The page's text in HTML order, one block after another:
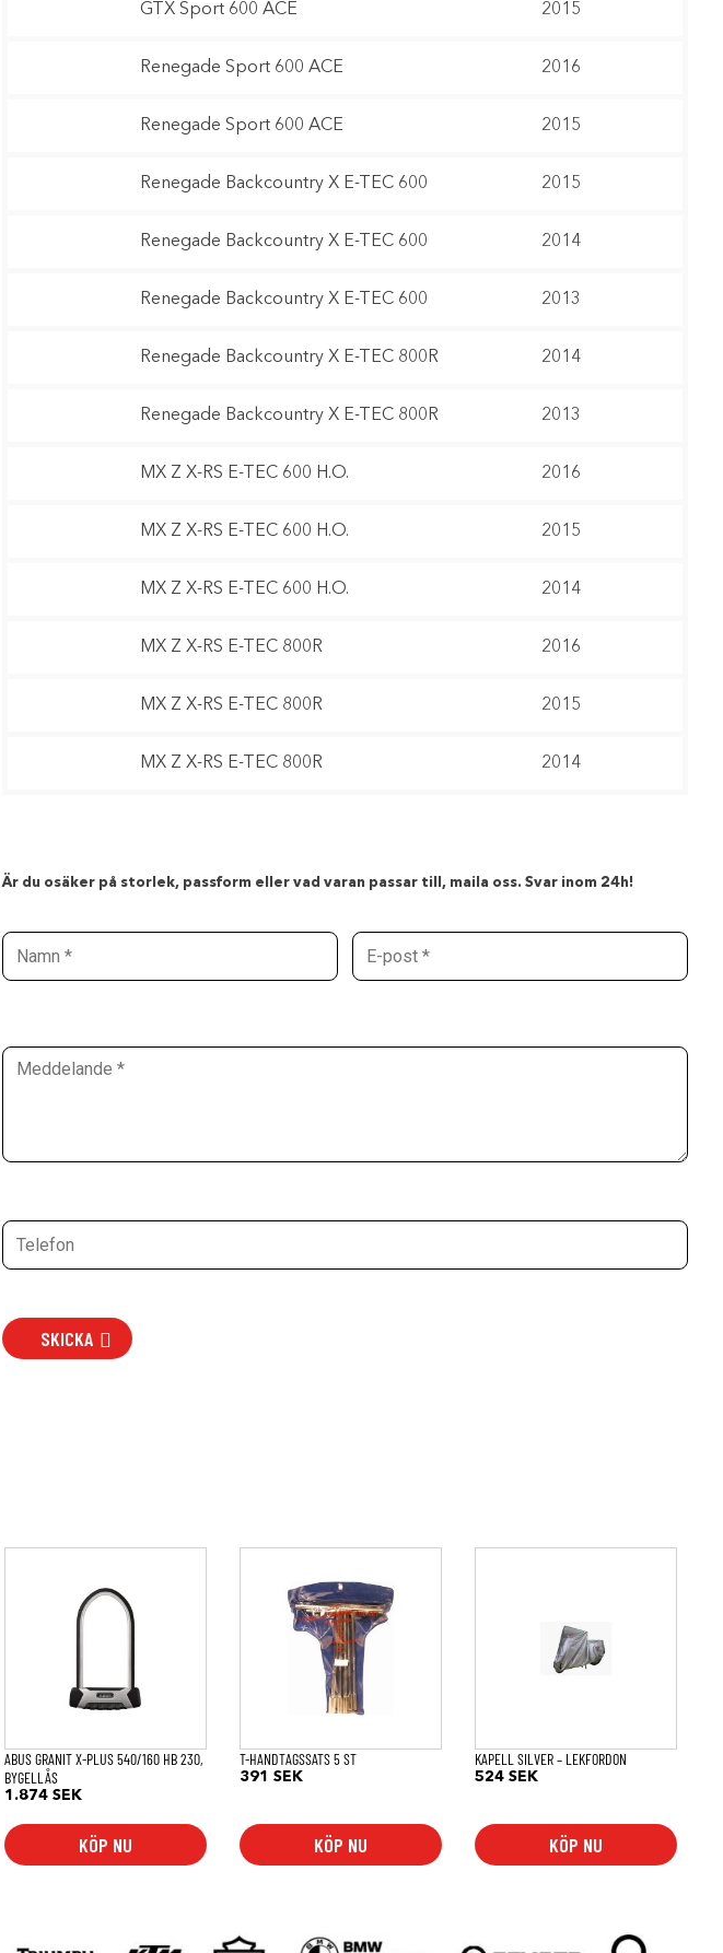
GTX Sport 600 ACE 2015
Renegade Sport 600 ACE 2016
Renegade Sport 600 ACE 2015
Renegade Backcountry X E-TEC 600 2015
Renegade Backcountry X E-TEC 600 2014
Renegade Backcountry X E-TEC 600 2013
Renegade Backcountry X E-TEC 800R 2014
Renegade Backcountry X E-TEC 800R 2013
MX Z X-RS E-TEC 600 H.O. 2016
MX Z X-RS E-TEC 600 H.O. 2015
MX Z X-RS E-TEC 600 H.O. 2014
MX Z X-RS E-TEC 800R 2016
MX Z X-RS E-TEC 800R 2015
MX Z X-RS E-TEC 800R 2014
Är du osäker på storlek, passform eller vad varan passar till, maila oss. Svar inom 24h!
SKICKA
ABUS GRANIT X-PLUS 540/160 HB 230,
BYGELLÅS
1.874SEK
KÖP NU
T-HANDTAGSSATS 5 ST
391SEK
KÖP NU
KAPELL SILVER – LEKFORDON
524SEK
KÖP NU